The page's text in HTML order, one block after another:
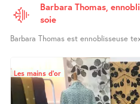
Barbara Thomas,
soie
Barbara Thomas est ennoblisseuse
Les mains d’or